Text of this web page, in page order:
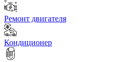
Ремонт двигателя
Кондиционер